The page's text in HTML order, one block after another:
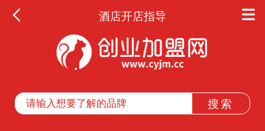
酒店开店指导